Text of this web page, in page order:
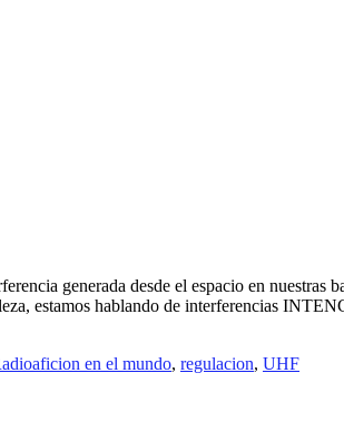
generada desde el espacio en nuestras
estamos hablando de interferencias
en el mundo, regulacion, UHF